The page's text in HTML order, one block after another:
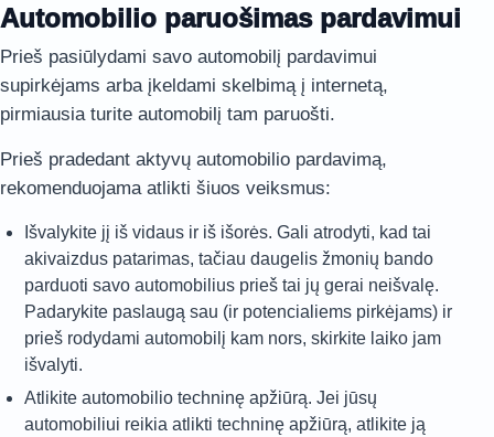
Automobilio paruošimas pardavimui
Prieš pasiūlydami savo automobilį pardavimui
supirkėjams arba įkeldami skelbimą į internetą,
pirmiausia turite automobilį tam paruošti.
Prieš pradedant aktyvų automobilio pardavimą,
rekomenduojama atlikti šiuos veiksmus:
Išvalykite jį iš vidaus ir iš išorės. Gali atrodyti, kad tai
akivaizdus patarimas, tačiau daugelis žmonių bando
parduoti savo automobilius prieš tai jų gerai neišvalę.
Padarykite paslaugą sau (ir potencialiems pirkėjams) ir
prieš rodydami automobilį kam nors, skirkite laiko jam
išvalyti.
Atlikite automobilio techninę apžiūrą. Jei jūsų
automobiliui reikia atlikti techninę apžiūrą, atlikite ją